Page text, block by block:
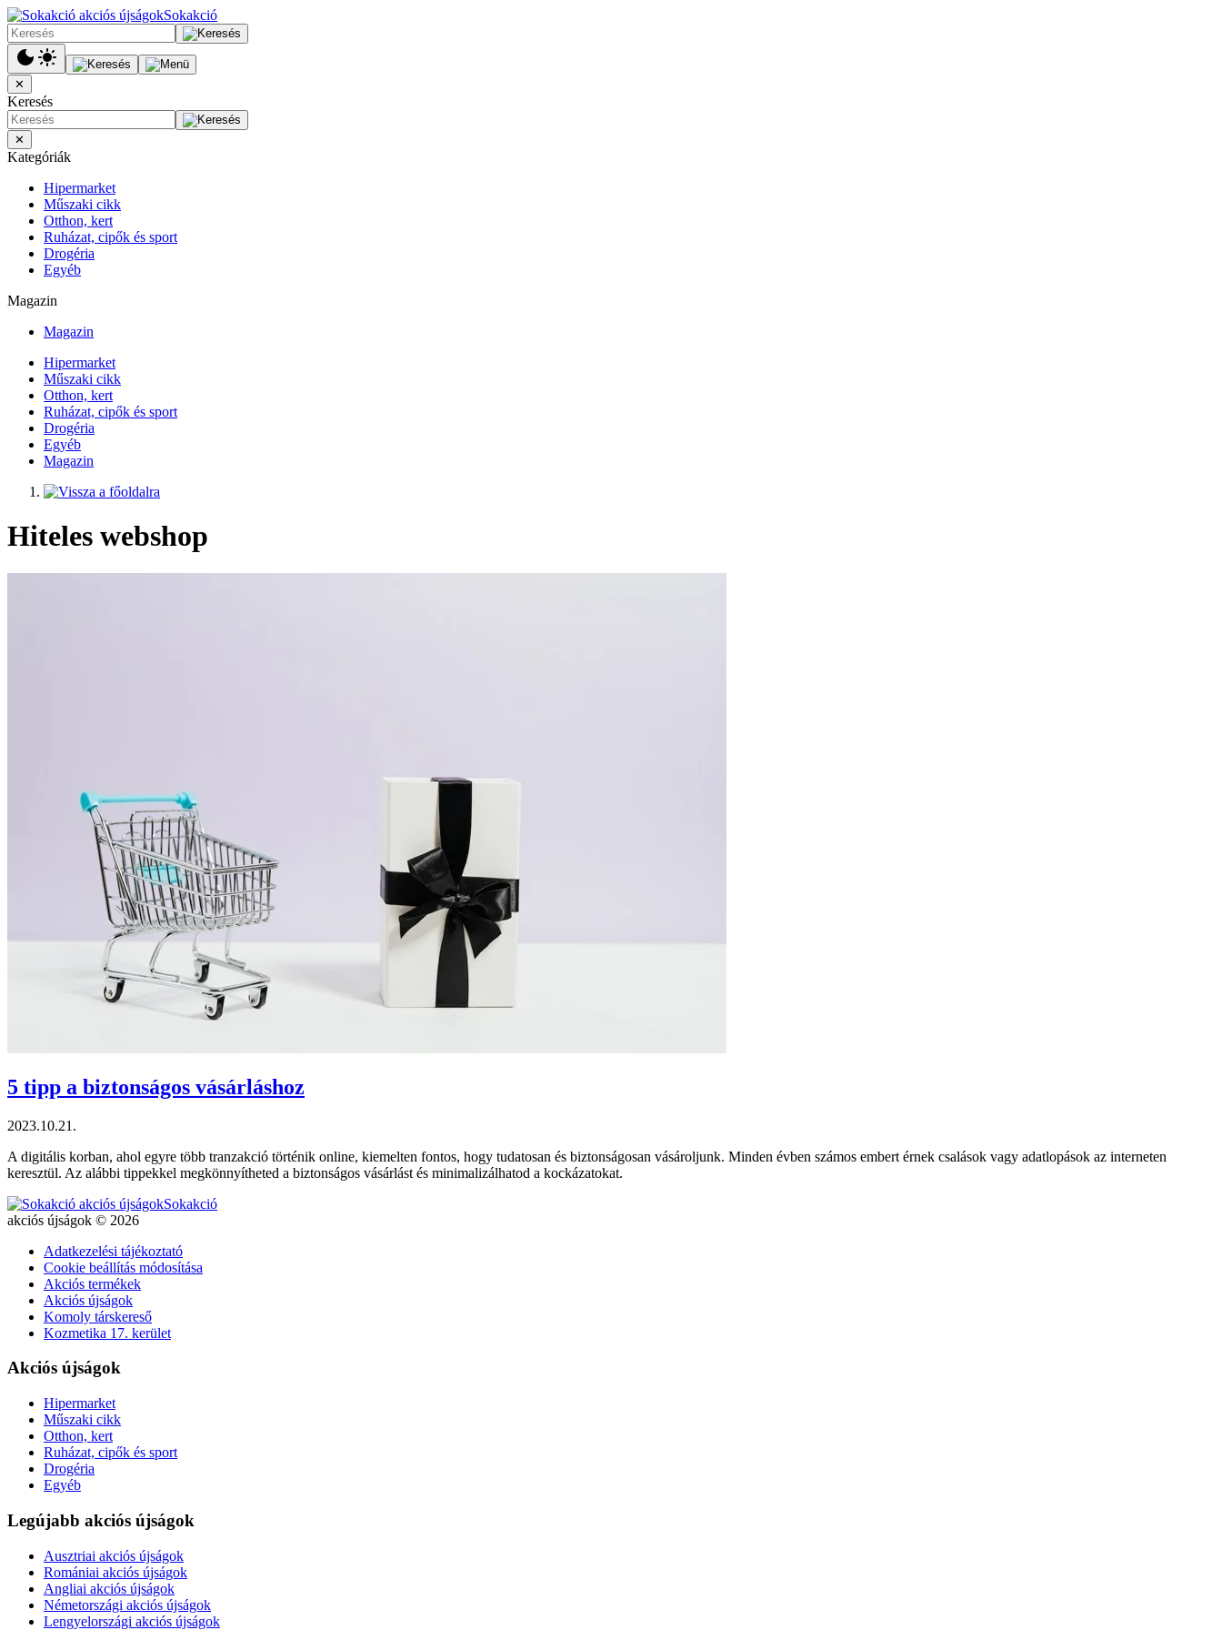
Sokakció
✕
Keresés
✕
Kategóriák
Hipermarket
Műszaki cikk
Otthon, kert
Ruházat, cipők és sport
Drogéria
Egyéb
Magazin
Magazin
Hipermarket
Műszaki cikk
Otthon, kert
Ruházat, cipők és sport
Drogéria
Egyéb
Magazin
Hiteles webshop
5 tipp a biztonságos vásárláshoz
2023.10.21.
A digitális korban, ahol egyre több tranzakció történik online, kiemelten fontos, hogy tudatosan és biztonságosan vásároljunk. Minden évben számos embert érnek csalások vagy adatlopások az interneten
keresztül. Az alábbi tippekkel megkönnyítheted a biztonságos vásárlást és minimalizálhatod a kockázatokat.
Sokakció
akciós újságok © 2026
Adatkezelési tájékoztató
Cookie beállítás módosítása
Akciós termékek
Akciós újságok
Komoly társkereső
Kozmetika 17. kerület
Akciós újságok
Hipermarket
Műszaki cikk
Otthon, kert
Ruházat, cipők és sport
Drogéria
Egyéb
Legújabb akciós újságok
Ausztriai akciós újságok
Romániai akciós újságok
Angliai akciós újságok
Németországi akciós újságok
Lengyelországi akciós újságok